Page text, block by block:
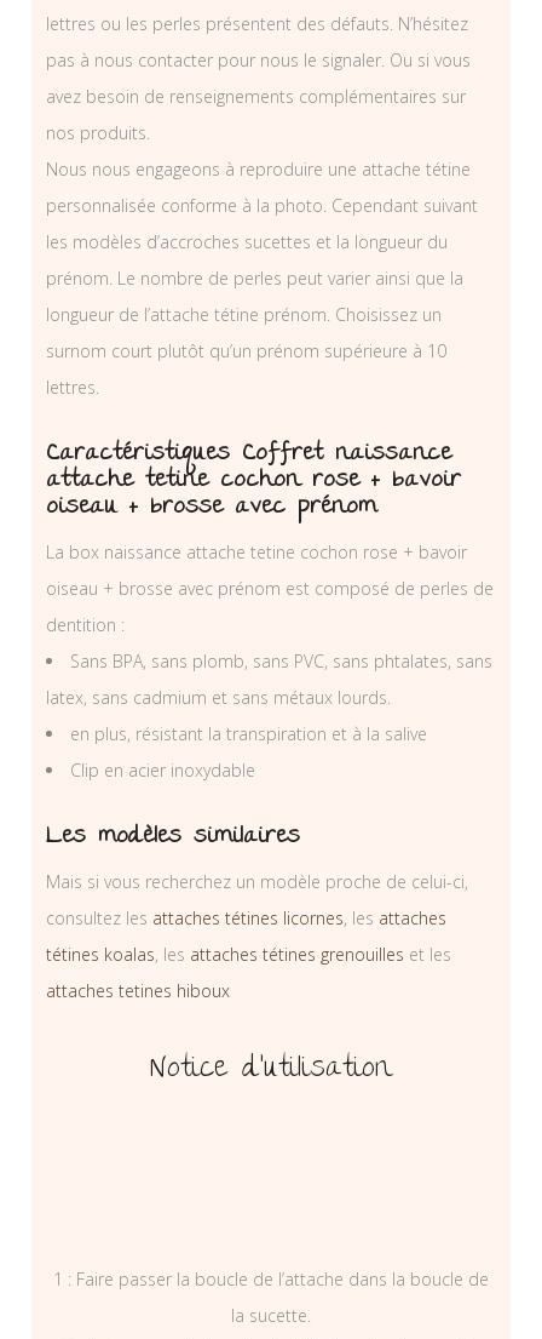
lettres ou les perles présentent des défauts. N’hésitez
pas à nous contacter pour nous le signaler. Ou si vous
avez besoin de renseignements complémentaires sur
nos produits.
Nous nous engageons à reproduire une attache tétine
personnalisée conforme à la photo. Cependant suivant
les modèles d’accroches sucettes et la longueur du
prénom. Le nombre de perles peut varier ainsi que la
longueur de l’attache tétine prénom. Choisissez un
surnom court plutôt qu’un prénom supérieure à 10
lettres.
Caractéristiques Coffret naissance
attache tetine cochon rose + bavoir
oiseau + brosse avec prénom
La box naissance attache tetine cochon rose + bavoir
oiseau + brosse avec prénom est composé de perles de
dentition :
Sans BPA, sans plomb, sans PVC, sans phtalates, sans
latex, sans cadmium et sans métaux lourds.
en plus, résistant la transpiration et à la salive
Clip en acier inoxydable
Les modèles similaires
Mais si vous recherchez un modèle proche de celui-ci,
consultez les attaches tétines licornes, les attaches
tétines koalas, les attaches tétines grenouilles et les
attaches tetines hiboux
Notice d’utilisation
1 : Faire passer la boucle de l’attache dans la boucle de
la sucette.